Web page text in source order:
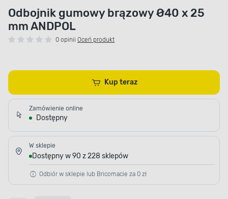
Odbojnik gumowy brązowy Ø40 x 25
mm ANDPOL
0 opinii Oceń produkt
Kup teraz
Zamówienie online
Dostępny
W sklepie
Dostępny w 90 z 228 sklepów
Odbiór w sklepie lub Bricomacie za 0 zł